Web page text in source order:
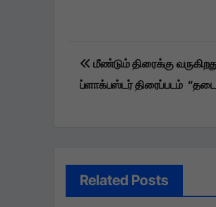
Post
navigation
மீண்டும் திரைக்கு
ப்ளாக்பஸ்டர் திரைப்படம்
Related Posts